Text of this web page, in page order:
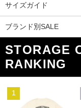
サイズガイド
ブランド別SALE
STORAGE
RANKING
1